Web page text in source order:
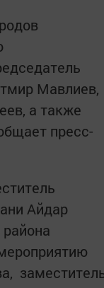
Мавлиев,
а также
пресс-
Айдар